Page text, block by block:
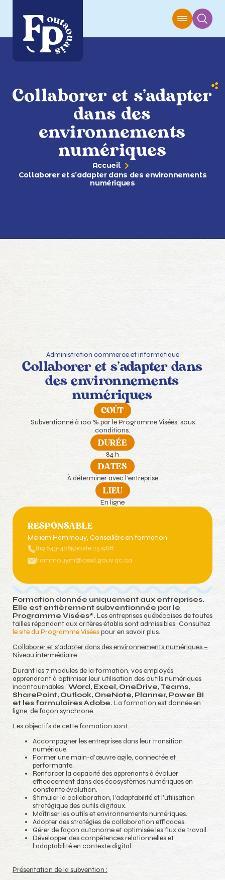
Collaborer et s’adapter
dans des
environnements
numériques
Accueil
Collaborer et s’adapter dans des environnements
numériques
Administration commerce et informatique
Collaborer et s’adapter dans
des environnements
numériques
COÛT
Subventionné à 100 % par le Programme Visées, sous
conditions.
DURÉE
84 h
DATES
À déterminer avec l’entreprise
LIEU
En ligne
RESPONSABLE
Meriem Hammouy, Conseillère en formation
819 643-4285poste 25198#
hammouym@cssd.gouv.qc.ca
Formation donnée uniquement aux entreprises.
Elle est entièrement subventionnée par le
Programme Visées*. Les entreprises québécoises de toutes
tailles répondant aux critères établis sont admissibles. Consultez
le site du Programme Viséespour en savoir plus.
Collaborer et s’adapter dans des environnements numériques –
Niveau intermédiaire :
Durant les 7 modules de la formation, vos employés
apprendront à optimiser leur utilisation des outils numériques
incontournables : Word, Excel, OneDrive, Teams,
SharePoint, Outlook, OneNote, Planner, Power BI
et les formulairesAdobe. La formation est donnée en
ligne, de façon synchrone.
Les objectifs de cette formation sont :
Accompagner les entreprises dans leur transition
numérique.
Former une main-d’œuvre agile, connectée et
performante.
Renforcer la capacité des apprenants à évoluer
efficacement dans des écosystèmes numériques en
constante évolution.
Stimuler la collaboration, l’adaptabilité et l’utilisation
stratégique des outils digitaux.
Maîtriser les outils et environnements numériques.
Adopter des stratégies de collaboration efficaces.
Gérer de façon autonome et optimisée les flux de travail.
Développer des compétences relationnelles et
l’adaptabilité en contexte digital.
Présentation de la subvention :